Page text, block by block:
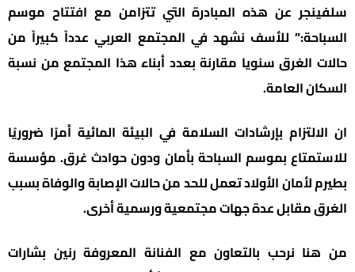
سلفينجر عن هذه المبادرة التي تتزامن مع افتتاح موسم
السباحة:” للأسف نشهد في المجتمع العربي عدداً كبيراً من
حالات الغرق سنويا مقارنة بعدد أبناء هذا المجتمع من نسبة
السكان العامة.
ان الالتزام بإرشادات السلامة في البيئة المائية أمرًا ضروريًا
للاستمتاع بموسم السباحة بأمان ودون حوادث غرق. مؤسسة
بطيرم لأمان الأولاد تعمل للحد من حالات الإصابة والوفاة بسبب
الغرق مقابل عدة جهات مجتمعية ورسمية أخرى.
من هنا نرحب بالتعاون مع الفنانة المعروفة رنين بشارات